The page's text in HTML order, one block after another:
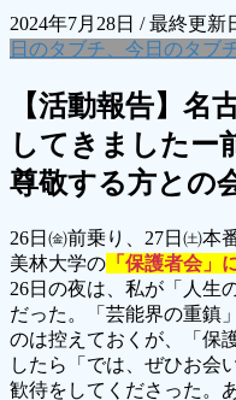
2024年7月28日 / 最終更新
日のタブチ、今日のタブ
【活動報告】名
してきましたー
尊敬する方との
26日㈮前乗り、27日㈯本
美林大学の 「保護者会」
26日の夜は、私が「人生
だった。「芸能界の重鎮
のは控えておくが、「保
したら「では、ぜひお会
歓待をしてくださった。